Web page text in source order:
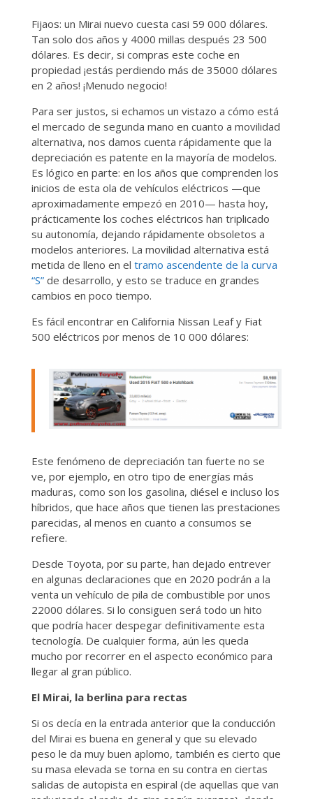
Fijaos: un Mirai nuevo cuesta casi 59 000 dólares.
Tan solo dos años y 4000 millas después 23 500
dólares. Es decir, si compras este coche en
propiedad ¡estás perdiendo más de 35000 dólares
en 2 años! ¡Menudo negocio!
Para ser justos, si echamos un vistazo a cómo está
el mercado de segunda mano en cuanto a movilidad
alternativa, nos damos cuenta rápidamente que la
depreciación es patente en la mayoría de modelos.
Es lógico en parte: en los años que comprenden los
inicios de esta ola de vehículos eléctricos —que
aproximadamente empezó en 2010— hasta hoy,
prácticamente los coches eléctricos han triplicado
su autonomía, dejando rápidamente obsoletos a
modelos anteriores. La movilidad alternativa está
metida de lleno en el tramo ascendente de la curva
“S”de desarrollo, y esto se traduce en grandes
cambios en poco tiempo.
Es fácil encontrar en California Nissan Leaf y Fiat
500 eléctricos por menos de 10 000 dólares:
Este fenómeno de depreciación tan fuerte no se
ve, por ejemplo, en otro tipo de energías más
maduras, como son los gasolina, diésel e incluso los
híbridos, que hace años que tienen las prestaciones
parecidas, al menos en cuanto a consumos se
refiere.
Desde Toyota, por su parte, han dejado entrever
en algunas declaraciones que en 2020 podrán a la
venta un vehículo de pila de combustible por unos
22000 dólares. Si lo consiguen será todo un hito
que podría hacer despegar definitivamente esta
tecnología. De cualquier forma, aún les queda
mucho por recorrer en el aspecto económico para
llegar al gran público.
El Mirai, la berlina para rectas
Si os decía en la entrada anterior que la conducción
del Mirai es buena en general y que su elevado
peso le da muy buen aplomo, también es cierto que
su masa elevada se torna en su contra en ciertas
salidas de autopista en espiral (de aquellas que van